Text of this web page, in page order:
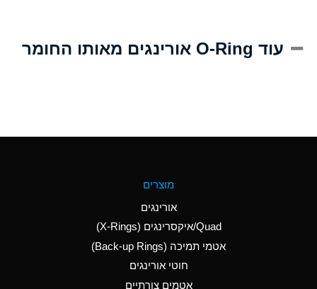
(Aqueous)
Aluminum Nitrate
(Aqueous)
Aluminum Phosphate
עוד O-Ring אורינגים מאותו החומר
מוצרים
אורינגים
Quad/איקסרינגים (X-Rings)
אטמי תמיכה (Back-up Rings)
חוטי אורינגים
אטמים צורתיים